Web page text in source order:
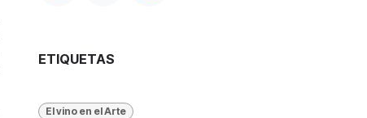
ETIQUETAS
El vino en el Arte